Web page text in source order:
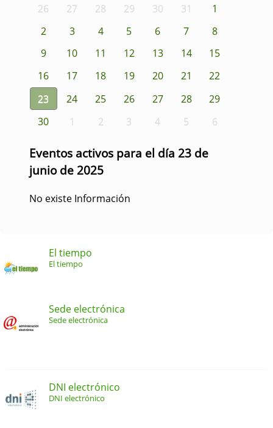
26 27 28 29 30 31
1
2
3 4 5 6 7
8
9
10 11 12 13 14
15
16
17 18 19 20 21
22
23
24 25 26 27 28
29
30
1 2 3 4 5 6
Eventos activos para el día 23 de
junio de 2025
No existe Información
El tiempo
El tiempo
Sede electrónica
Sede electrónica
DNI electrónico
DNI electrónico